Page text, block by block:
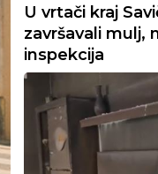
U vrtači kraj
završavali mulj,
inspekcija